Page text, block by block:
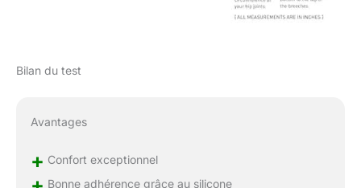
Bilan du test
Avantages
+ Confort exceptionnel
Bonne adhérence grâce au silicone